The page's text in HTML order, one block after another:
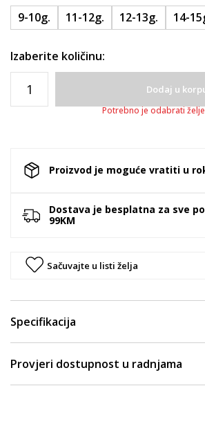
9-10g. 11-12g. 12-13g. 14-
Izaberite količinu:
Dodaj u
Potrebno je odabrati
Proizvod je moguće vratiti u
Dostava je besplatna za sve
99KM
Sačuvajte u listi želja
Specifikacija
Provjeri dostupnost u radnjama